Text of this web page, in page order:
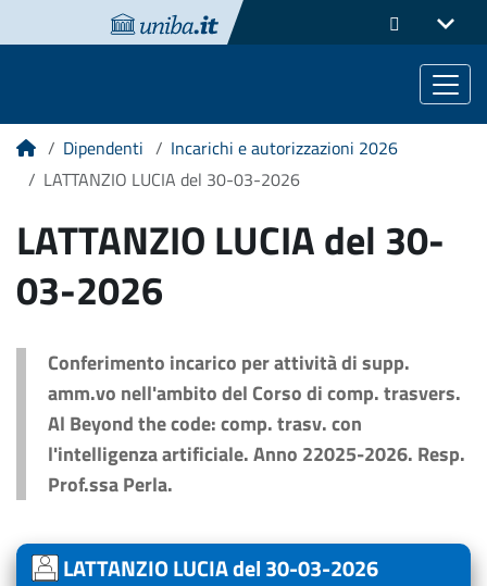
HomeDipendenti
Incarichi e autorizzazioni 2026
LATTANZIO LUCIA del 30-03-2026
LATTANZIO LUCIA del 30-
03-2026
Conferimento incarico per attività di supp.
amm.vo nell'ambito del Corso di comp. trasvers.
Al Beyond the code: comp. trasv. con
l'intelligenza artificiale. Anno 22025-2026. Resp.
Prof.ssa Perla.
LATTANZIO LUCIA del 30-03-2026